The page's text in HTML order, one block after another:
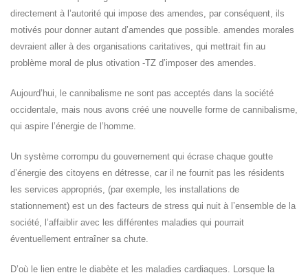
directement à l’autorité qui impose des amendes, par conséquent, ils
motivés pour donner autant d’amendes que possible. amendes morales
devraient aller à des organisations caritatives, qui mettrait fin au
problème moral de plus otivation -TZ d’imposer des amendes.
Aujourd’hui, le cannibalisme ne sont pas acceptés dans la société
occidentale, mais nous avons créé une nouvelle forme de cannibalisme,
qui aspire l’énergie de l’homme.
Un système corrompu du gouvernement qui écrase chaque goutte
d’énergie des citoyens en détresse, car il ne fournit pas les résidents
les services appropriés, (par exemple, les installations de
stationnement) est un des facteurs de stress qui nuit à l’ensemble de la
société, l’affaiblir avec les différentes maladies qui pourrait
éventuellement entraîner sa chute.
D’où le lien entre le diabète et les maladies cardiaques. Lorsque la